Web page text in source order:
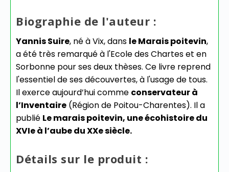
Biographie de l'auteur :
Yannis Suire, né à Vix, dans le Marais poitevin,
a été très remarqué à l'Ecole des Chartes et en
Sorbonne pour ses deux thèses. Ce livre reprend
l'essentiel de ses découvertes, à l'usage de tous.
Il exerce aujourd’hui comme conservateur à
l’Inventaire (Région de Poitou-Charentes). Il a
publié Le marais poitevin, une écohistoire du
XVIe à l’aube du XXe siècle.
Détails sur le produit :